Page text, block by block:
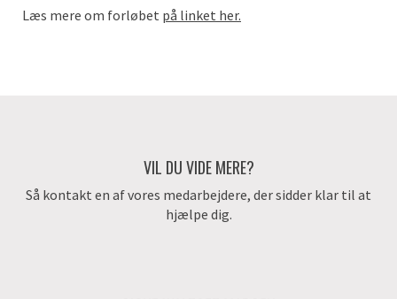
Læs mere om forløbet på linket her.
VIL DU VIDE MERE?
Så kontakt en af vores medarbejdere, der sidder klar til at
hjælpe dig.